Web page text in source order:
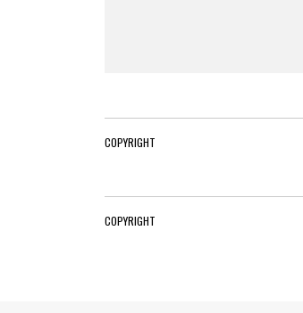
COPYRIGHT
COPYRIGHT